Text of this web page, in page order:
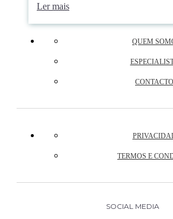
Ler mais
QUEM
TERMOS E
SOCIAL MEDIA